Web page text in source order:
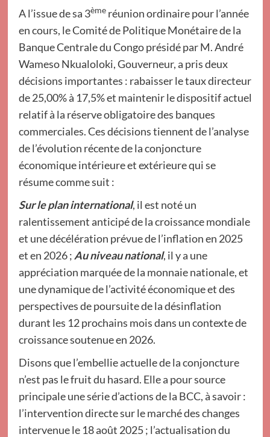
A l’issue de sa 3èmeréunion ordinaire pour l’année
en cours, le Comité de Politique Monétaire de la
Banque Centrale du Congo présidé par M. André
Wameso Nkualoloki, Gouverneur, a pris deux
décisions importantes : rabaisser le taux directeur
de 25,00% à 17,5% et maintenir le dispositif actuel
relatif à la réserve obligatoire des banques
commerciales. Ces décisions tiennent de l’analyse
de l’évolution récente de la conjoncture
économique intérieure et extérieure qui se
résume comme suit :
Sur le plan international, il est noté un
ralentissement anticipé de la croissance mondiale
et une décélération prévue de l’inflation en 2025
et en 2026 ; Au niveau national, il y a une
appréciation marquée de la monnaie nationale, et
une dynamique de l’activité économique et des
perspectives de poursuite de la désinflation
durant les 12 prochains mois dans un contexte de
croissance soutenue en 2026.
Disons que l’embellie actuelle de la conjoncture
n’est pas le fruit du hasard. Elle a pour source
principale une série d’actions de la BCC, à savoir :
l’intervention directe sur le marché des changes
intervenue le 18 août 2025 ; l’actualisation du